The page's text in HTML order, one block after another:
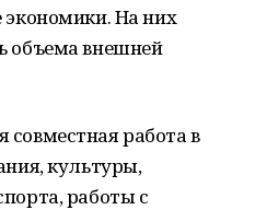
экономики. На них
объема внешней
работа в
культуры,
работы с